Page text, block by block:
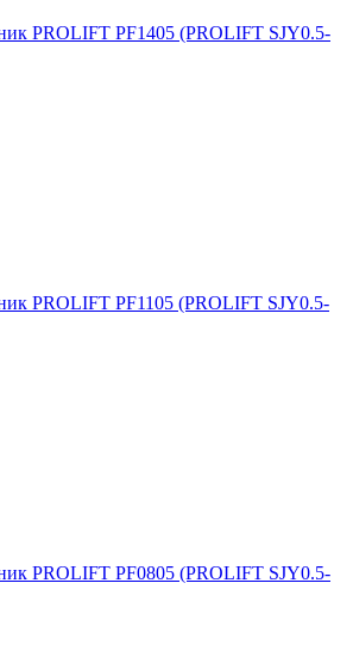
PROLIFT PF1405 (PROLIFT SJY0.5-
PROLIFT PF1105 (PROLIFT SJY0.5-
PROLIFT PF0805 (PROLIFT SJY0.5-